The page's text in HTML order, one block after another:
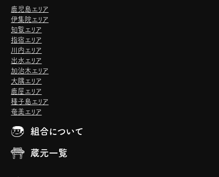
鹿児島エリア
伊集院エリア
知覧エリア
指宿エリア
川内エリア
出水エリア
加治木エリア
大隅エリア
鹿屋エリア
種子島エリア
奄美エリア
組合について
蔵元一覧